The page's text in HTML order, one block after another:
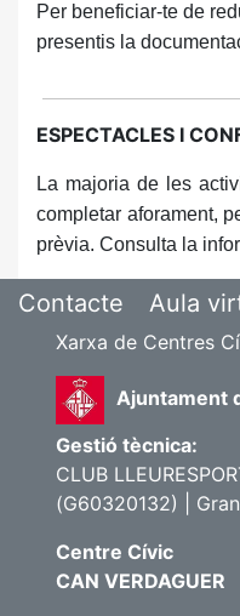
Per beneficiar-te de
presentis la
ESPECTACLES I
La majoria de les
completar aforament,
prèvia. Consulta la
Contacte Aula
Xarxa de Centres
Ajuntament
Gestió tècnica:
CLUB
(G60320132) |
Centre Cívic
CAN VERDAGUER